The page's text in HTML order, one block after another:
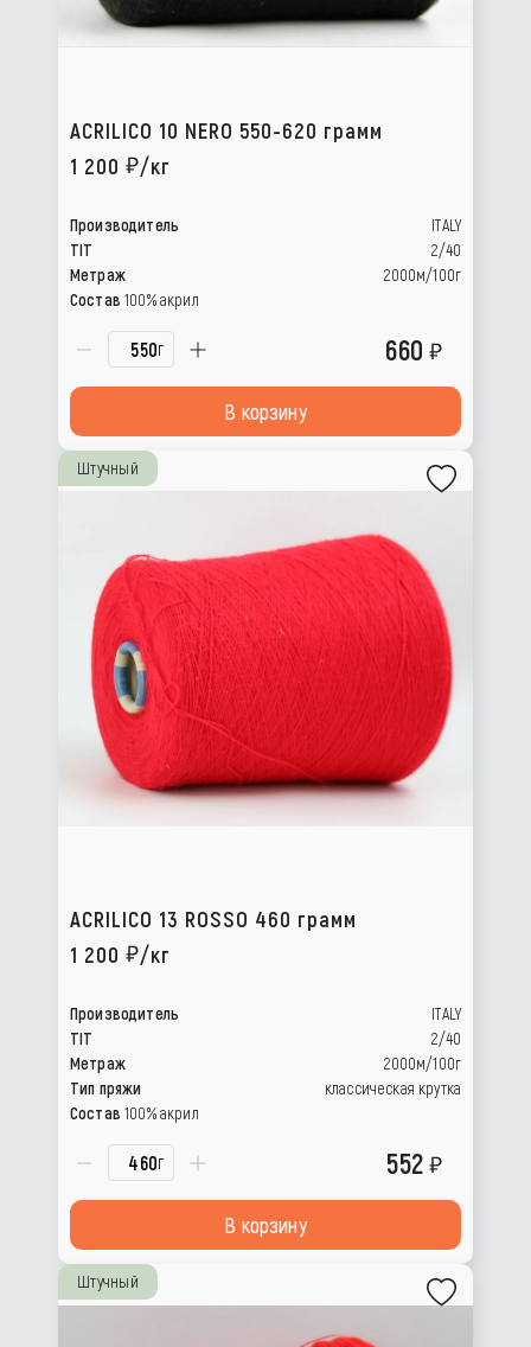
ACRILICO 10 NERO 550-620 грамм
1 200
/кг
Производитель
ITALY
TIT
2/40
Метраж
2000м/100г
Состав 100% акрил
г 660
В корзину
Штучный
ACRILICO 13 ROSSO 460 грамм
1 200
/кг
Производитель
ITALY
TIT
2/40
Метраж
2000м/100г
Тип пряжи
классическая крутка
Состав 100% акрил
г 552
В корзину
Штучный